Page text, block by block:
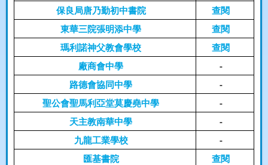
保良局唐乃勤初中書院
查閱
東華三院張明添中學
查閱
瑪利諾神父教會學校
查閱
廠商會中學
-
路德會協同中學
-
聖公會聖馬利亞堂莫慶堯中學
-
天主教南華中學
-
九龍工業學校
-
匯基書院
查閱